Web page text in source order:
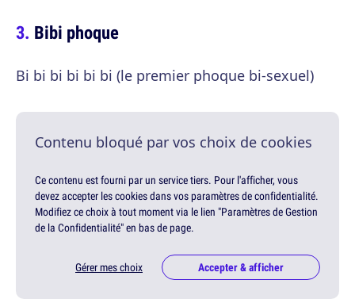
Bibi phoque
Bi bi bi bi bi bi (le premier phoque bi-sexuel)
Contenu bloqué par vos choix de cookies
Ce contenu est fourni par un service tiers. Pour l'afficher, vous
devez accepter les cookies dans vos paramètres de confidentialité.
Modifiez ce choix à tout moment via le lien "Paramètres de Gestion
de la Confidentialité" en bas de page.
Gérer mes choix Accepter & afficher